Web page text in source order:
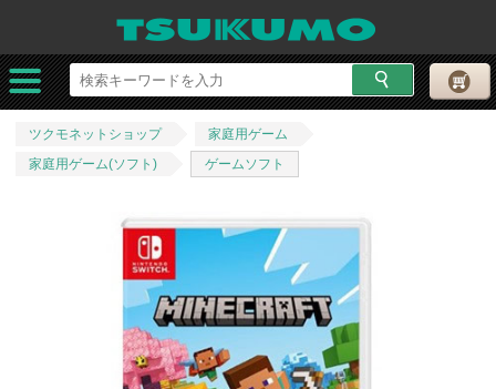
ツクモネットショップ
家庭用ゲーム
家庭用ゲーム(ソフト)
ゲームソフト